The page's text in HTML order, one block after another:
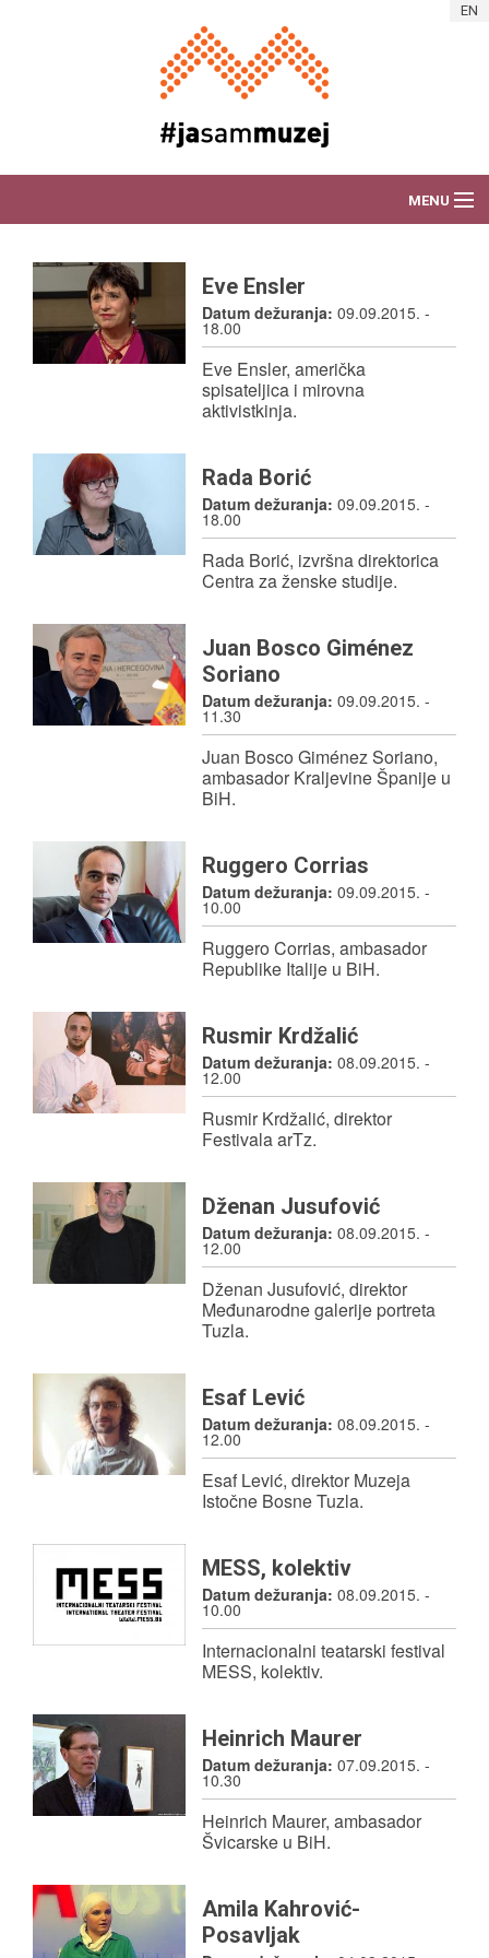
EN
MENU
DEŽURAM ZA MUZEJ
VIJESTI
ART AKCIJE
PRIJATELJI MUZEJA
Eve Ensler
Datum dežuranja:09.09.2015. -
18.00
Eve Ensler, američka
spisateljica i mirovna
aktivistkinja.
Rada Borić
Datum dežuranja:09.09.2015. -
18.00
Rada Borić, izvršna direktorica
Centra za ženske studije.
Juan Bosco Giménez
Soriano
Datum dežuranja:09.09.2015. -
11.30
Juan Bosco Giménez Soriano,
ambasador Kraljevine Španije u
BiH.
Ruggero Corrias
Datum dežuranja:09.09.2015. -
10.00
Ruggero Corrias, ambasador
Republike Italije u BiH.
Rusmir Krdžalić
Datum dežuranja:08.09.2015. -
12.00
Rusmir Krdžalić, direktor
Festivala arTz.
Dženan Jusufović
Datum dežuranja:08.09.2015. -
12.00
Dženan Jusufović, direktor
Međunarodne galerije portreta
Tuzla.
Esaf Lević
Datum dežuranja:08.09.2015. -
12.00
Esaf Lević, direktor Muzeja
Istočne Bosne Tuzla.
MESS, kolektiv
Datum dežuranja:08.09.2015. -
10.00
Internacionalni teatarski festival
MESS, kolektiv.
Heinrich Maurer
Datum dežuranja:07.09.2015. -
10.30
Heinrich Maurer, ambasador
Švicarske u BiH.
Amila Kahrović-
Posavljak